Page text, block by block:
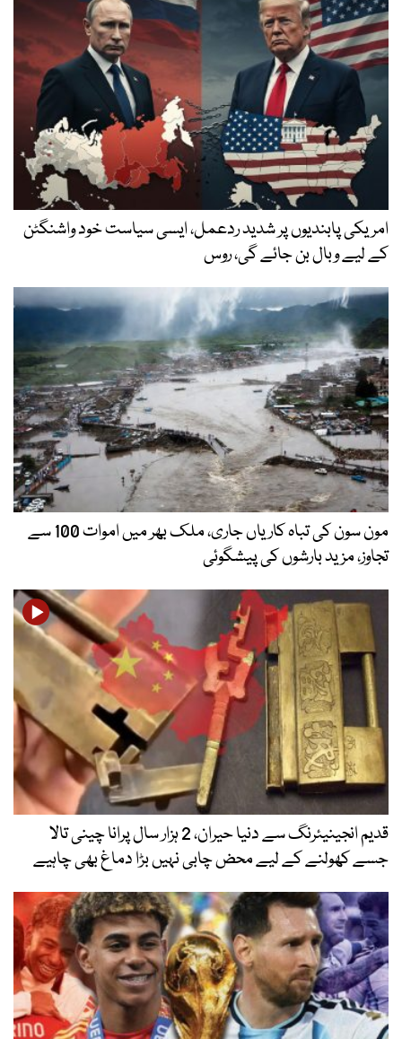
امریکی پابندیوں پر شدید ردعمل، ایسی سیاست خود واشنگٹن
کے لیے وبال بن جائے گی، روس
مون سون کی تباہ کاریاں جاری، ملک بھر میں اموات 100 سے
تجاوز، مزید بارشوں کی پیشگوئی
قدیم انجینیئرنگ سے دنیا حیران، 2 ہزار سال پرانا چینی تالا
جسے کھولنے کے لیے محض چابی نہیں بڑا دماغ بھی چاہیے